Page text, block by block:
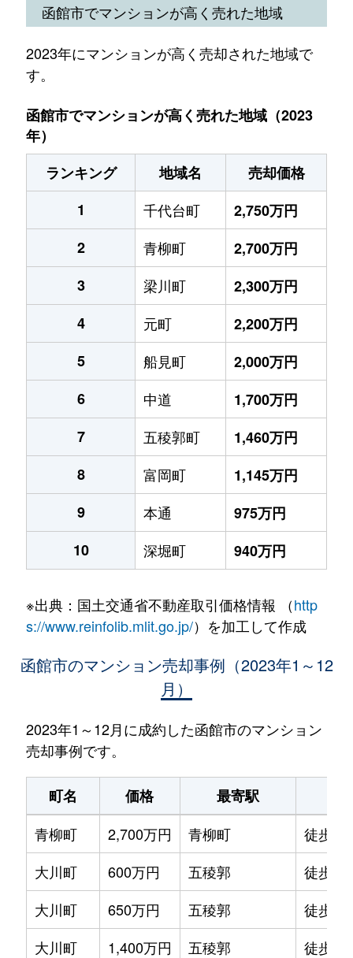
函館市でマンションが高く売れた地域
2023年にマンションが高く売却された地域で
す。
函館市でマンションが高く売れた地域（2023
年）
ランキング
地域名
売却価格
1
千代台町
2,750万円
2
青柳町
2,700万円
3
梁川町
2,300万円
4
元町
2,200万円
5
船見町
2,000万円
6
中道
1,700万円
7
五稜郭町
1,460万円
8
富岡町
1,145万円
9
本通
975万円
10
深堀町 940万円
※出典：国土交通省不動産取引価格情報 （http
s://www.reinfolib.mlit.go.jp/）を加工して作成
函館市のマンション売却事例（2023年1～12
月）
2023年1～12月に成約した函館市のマンション
売却事例です。
町名 価格 最寄駅
青柳町
2,700万円 青柳町
徒歩0
大川町
600万円 五稜郭
徒歩14
大川町
650万円 五稜郭
徒歩13
大川町
1,400万円 五稜郭
徒歩7